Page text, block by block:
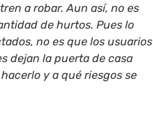
a robar. Aun así, no es
de hurtos. Pues lo
no es que los usuarios
dejan la puerta de casa
y a qué riesgos se